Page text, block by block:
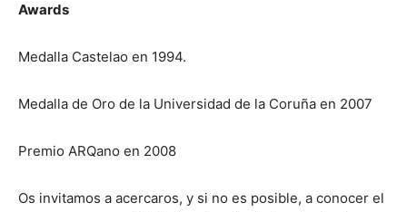
Awards
Medalla Castelao en 1994.
Medalla de Oro de la Universidad de la Coruña en 2007
Premio ARQano en 2008
Os invitamos a acercaros, y si no es posible, a conocer el